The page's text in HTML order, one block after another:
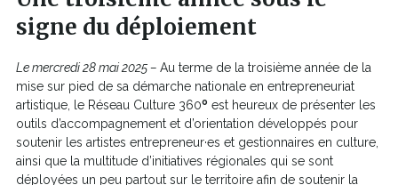
signe du déploiement
Le mercredi 28 mai 2025 – Au terme de la troisième année de la
mise sur pied de sa démarche nationale en entrepreneuriat
artistique, le Réseau Culture 360o est heureux de présenter les
outils d’accompagnement et d’orientation développés pour
soutenir les artistes entrepreneur·es et gestionnaires en culture,
ainsi que la multitude d’initiatives régionales qui se sont
déployées un peu partout sur le territoire afin de soutenir la